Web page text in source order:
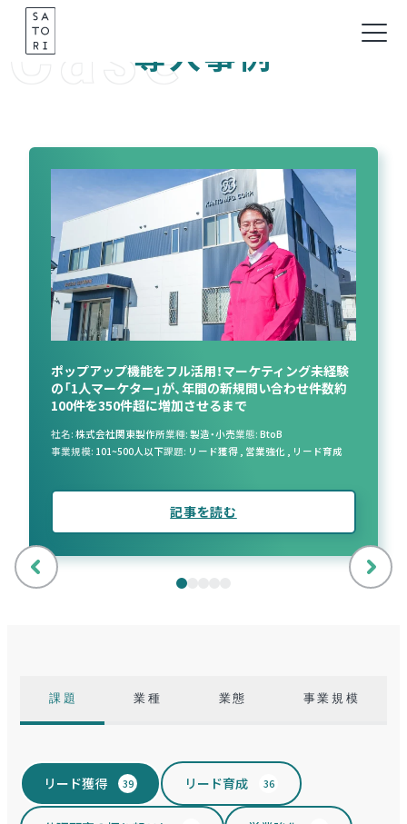
Skip
導入事例
Case
次
へ
前
へ
ポップアップ機能をフル活用！マーケティング未経験
の「1人マーケター」が、年間の新規問い合わせ件数約
100件を350件超に増加させるまで
社名 株式会社関東製作所業種 製造・小売業態 BtoB
事業規模 101~500人以下課題 リード獲得 , 営業強化 , リード育成
記事を読む
課題 業種 業態 事業規模
リード獲得 39 リード育成 36